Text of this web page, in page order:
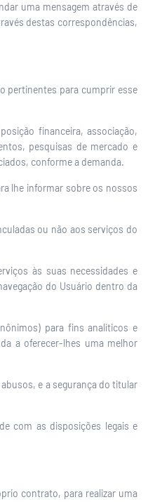
uma mensagem através de
destas correspondências,
pertinentes para cumprir esse
financeira, associação,
pesquisas de mercado e
conforme a demanda.
lhe informar sobre os nossos
ou não aos serviços do
às suas necessidades e
do Usuário dentro da
para fins analíticos e
a oferecer-lhes uma melhor
e a segurança do titular
com as disposições legais e
contrato, para realizar uma